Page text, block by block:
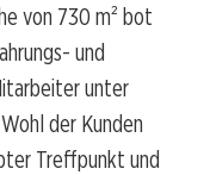
von 730 m² bot
und
unter
der Kunden
Treffpunkt und